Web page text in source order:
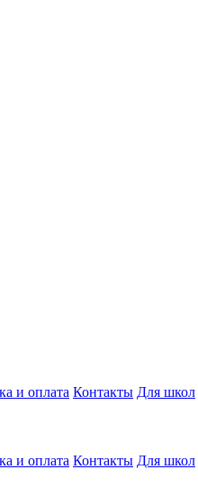
и оплата Контакты Для школ
и оплата Контакты Для школ